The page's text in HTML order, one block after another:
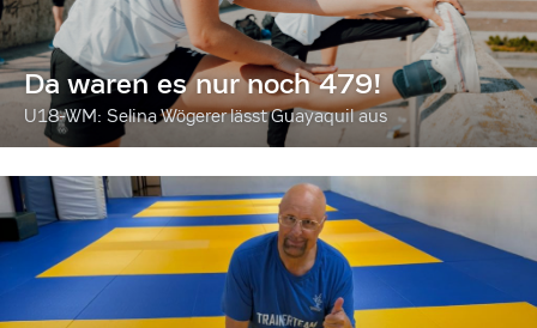
Da waren es nur noch 479!
U18-WM: Selina Wögerer lässt Guayaquil aus